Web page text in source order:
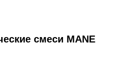
смеси MANE